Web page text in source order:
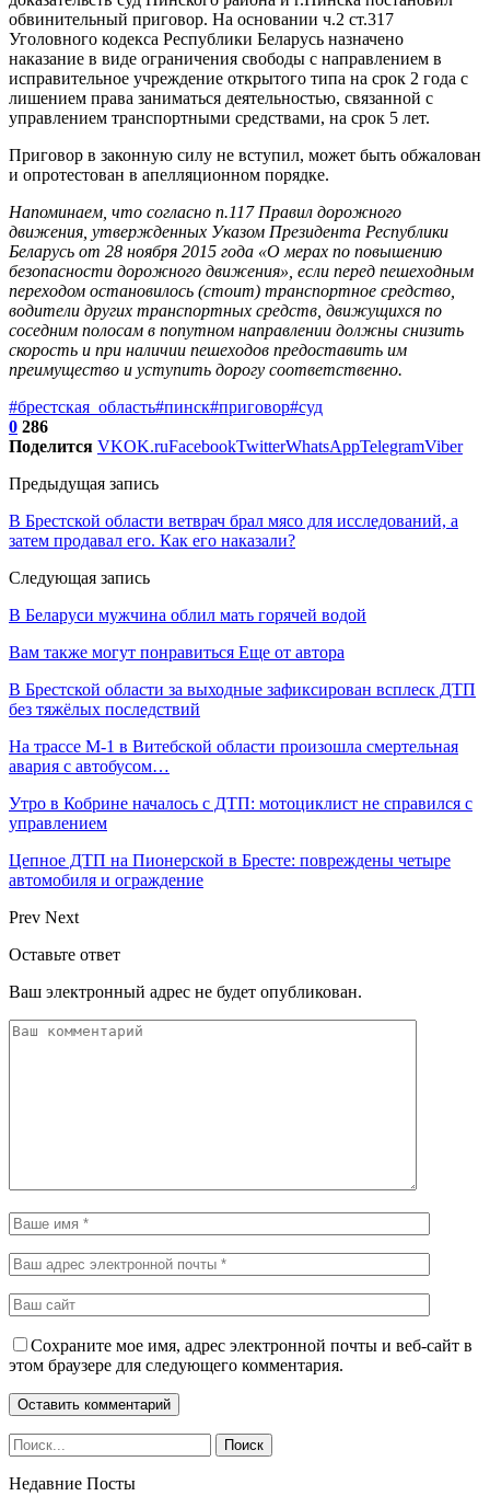
обвинительный приговор. На основании ч.2 ст.317
Уголовного кодекса Республики Беларусь назначено
наказание в виде ограничения свободы с направлением в
исправительное учреждение открытого типа на срок 2 года с
лишением права заниматься деятельностью, связанной с
управлением транспортными средствами, на срок 5 лет.
Приговор в законную силу не вступил, может быть обжалован
и опротестован в апелляционном порядке.
Напоминаем, что согласно п.117 Правил дорожного
движения, утвержденных Указом Президента Республики
Беларусь от 28 ноября 2015 года «О мерах по повышению
безопасности дорожного движения», если перед пешеходным
переходом остановилось (стоит) транспортное средство,
водители других транспортных средств, движущихся по
соседним полосам в попутном направлении должны снизить
скорость и при наличии пешеходов предоставить им
преимущество и уступить дорогу соответственно.
#брестская_область#пинск#приговор#суд
0 286
Поделится VKOK.ruFacebookTwitterWhatsAppTelegramViber
Предыдущая запись
В Брестской области ветврач брал мясо для исследований, а
затем продавал его. Как его наказали?
Следующая запись
В Беларуси мужчина облил мать горячей водой
Вам также могут понравиться Еще от автора
В Брестской области за выходные зафиксирован всплеск ДТП
без тяжёлых последствий
На трассе М-1 в Витебской области произошла смертельная
авария с автобусом…
Утро в Кобрине началось с ДТП: мотоциклист не справился с
управлением
Цепное ДТП на Пионерской в Бресте: повреждены четыре
автомобиля и ограждение
Prev Next
Оставьте ответ
Ваш электронный адрес не будет опубликован.
Сохраните мое имя, адрес электронной почты и веб-сайт в
этом браузере для следующего комментария.
Недавние Посты